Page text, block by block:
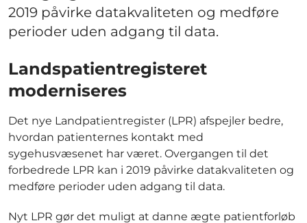
2019 påvirke datakvaliteten og medføre
perioder uden adgang til data.
Landspatientregisteret
moderniseres
Det nye Landpatientregister (LPR) afspejler bedre,
hvordan patienternes kontakt med
sygehusvæsenet har været. Overgangen til det
forbedrede LPR kan i 2019 påvirke datakvaliteten og
medføre perioder uden adgang til data.
Nyt LPR gør det muligt at danne ægte patientforløb